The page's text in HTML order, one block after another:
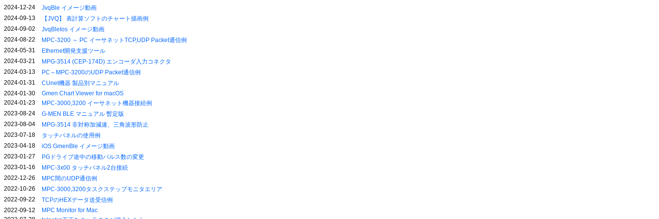
2024-12-24
JvqBle イメージ動画
2024-09-13
【JVQ】 表計算ソフトのチャート描画例
2024-09-02
JvqBleIos イメージ動画
2024-08-22
MPC-3200 ～ PC イーサネットTCP,UDP Packet通信例
2024-05-31
Ethernet開発支援ツール
2024-03-21
MPG-3514 (CEP-174D) エンコーダ入力コネクタ
2024-03-13
PC～MPC-3200のUDP Packet通信例
2024-01-31
CUnet機器 製品別マニュアル
2024-01-30
Gmen Chart Viewer for macOS
2024-01-23
MPC-3000,3200 イーサネット機器接続例
2023-08-24
G-MEN BLE マニュアル 暫定版
2023-08-04
MPG-3514 非対称加減速、三角波形防止
2023-07-18
タッチパネルの使用例
2023-04-18
iOS GmenBle イメージ動画
2023-01-27
PGドライブ途中の移動パルス数の変更
2023-01-16
MPC-3x00 タッチパネル2台接続
2022-12-26
MPC間のUDP通信例
2022-10-26
MPC-3000,3200タスクステップモニタエリア
2022-09-22
TCPのHEXデータ送受信例
2022-09-12
MPC Monitor for Mac